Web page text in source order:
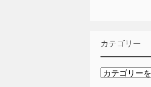
カテゴリー
カ